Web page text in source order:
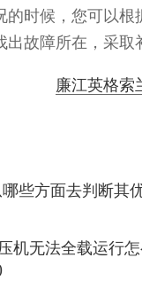
的时候，您可以根
出故障所在，采取
廉江英格索
些方面去判断其
机无法全载运行